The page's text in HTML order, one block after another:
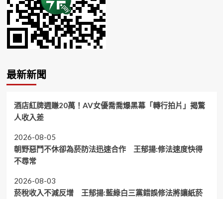
最新新聞
酒店紅牌週賺20萬！AV女優喬喬爆黑幕「轉行拍片」揭驚
人收入差
2026-08-05
朝野惡鬥不休卻為菸防法迅速合作 王郁揚:修法速度快得
不尋常
2026-08-03
菸稅收入不減反增 王郁揚:藍綠白三黨錯誤修法將讓紙菸